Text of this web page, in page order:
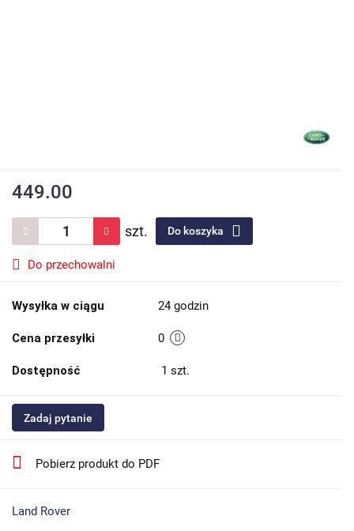
449.00
szt. Do koszyka
Do przechowalni
Wysyłka w ciągu 24 godzin
Cena przesyłki 0
Dostępność 1 szt.
Zadaj pytanie
Pobierz produkt do PDF
Land Rover